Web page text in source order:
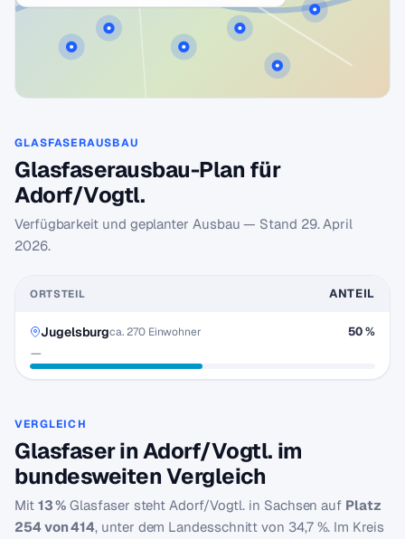
GLASFASERAUSBAU
Glasfaserausbau-Plan für
Adorf/Vogtl.
Verfügbarkeit und geplanter Ausbau — Stand 29. April
2026.
ORTSTEIL ANTEIL
Jugelsburgca. 270 Einwohner
—
50 %
VERGLEICH
Glasfaser in Adorf/Vogtl. im
bundesweiten Vergleich
Mit 13 % Glasfaser steht Adorf/Vogtl. in Sachsen auf Platz
254 von 414, unter dem Landesschnitt von 34,7 %. Im Kreis